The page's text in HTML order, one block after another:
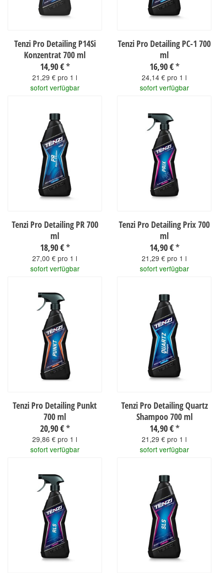
Tenzi Pro Detailing P14Si
Konzentrat 700 ml
14,90 €*
21,29 € pro 1 l
sofort verfügbar
Tenzi Pro Detailing PC-1 700
ml
16,90 €*
24,14 € pro 1 l
sofort verfügbar
Tenzi Pro Detailing PR 700
ml
18,90 €*
27,00 € pro 1 l
sofort verfügbar
Tenzi Pro Detailing Prix 700
ml
14,90 €*
21,29 € pro 1 l
sofort verfügbar
Tenzi Pro Detailing Punkt
700 ml
20,90 €*
29,86 € pro 1 l
sofort verfügbar
Tenzi Pro Detailing Quartz
Shampoo 700 ml
14,90 €*
21,29 € pro 1 l
sofort verfügbar